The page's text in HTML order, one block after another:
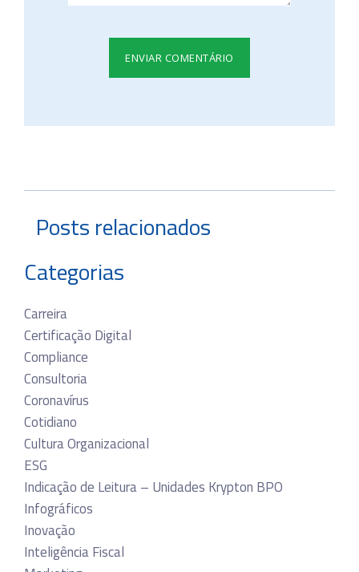
Posts relacionados
Categorias
Carreira
Certificação Digital
Compliance
Consultoria
Coronavírus
Cotidiano
Cultura Organizacional
ESG
Indicação de Leitura – Unidades Krypton BPO
Infográficos
Inovação
Inteligência Fiscal